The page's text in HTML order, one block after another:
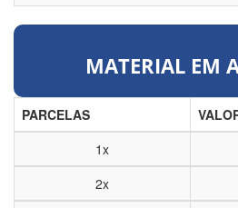
MATERIAL EM
PARCELAS
1x
2x